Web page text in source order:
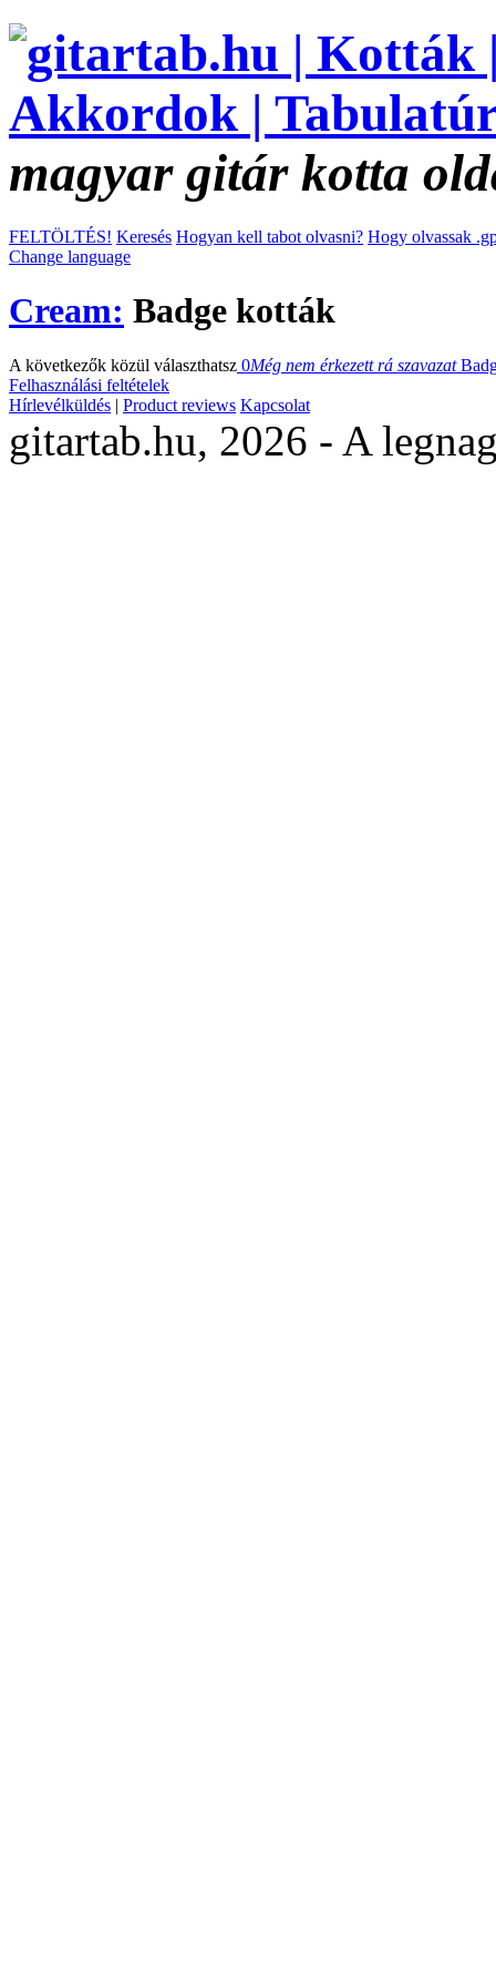
magyar gitár kotta
FELTÖLTÉS! Keresés Hogyan kell tabot olvasni? Hogy olvassak
Change language
Cream: Badge kották
A következők közül választhatsz 0Még nem érkezett rá szavazat
Felhasználási feltételek
Hírlevélküldés | Product reviews Kapcsolat
gitartab.hu, 2026 - A